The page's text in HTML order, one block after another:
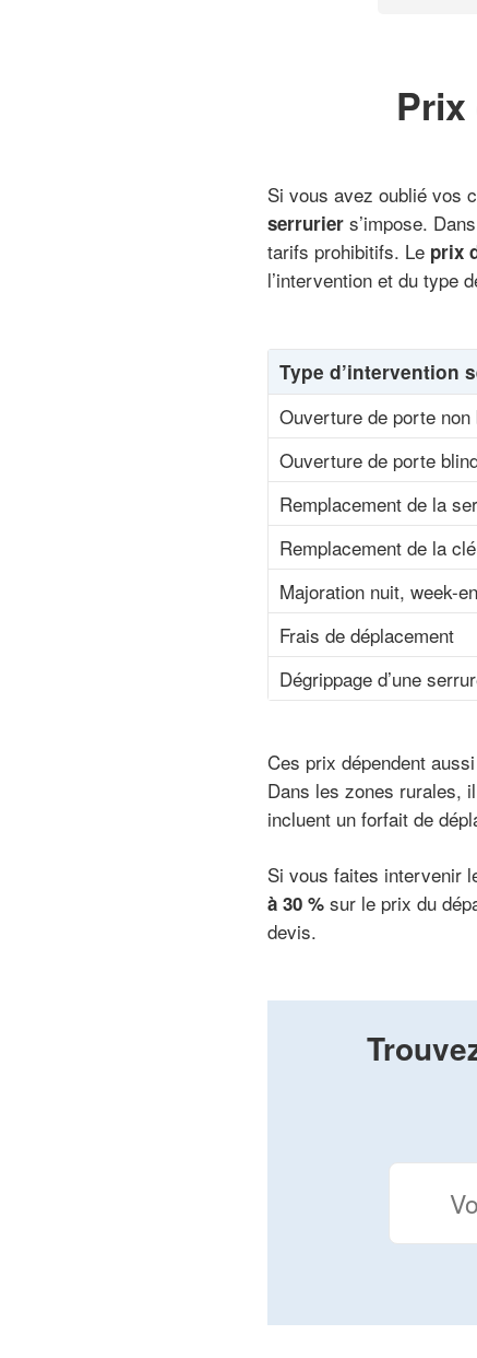
Prix
Si vous avez oublié vos
serruriers’impose.
tarifs prohibitifs. Le prix
l’intervention et du type
Type d’intervention
Ouverture de porte non
Ouverture de porte
Remplacement de la
Remplacement de la clé
Majoration nuit, week-
Frais de déplacement
Dégrippage d’une
Ces prix dépendent
Dans les zones rurales,
incluent un forfait de
Si vous faites intervenir
à 30 %sur le prix du
devis.